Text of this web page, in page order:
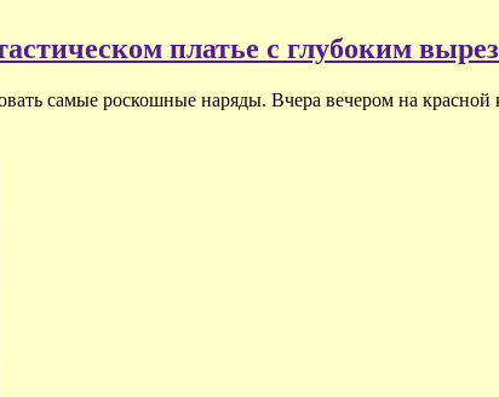
платье с глубоким
самые роскошные наряды. Вчера вечером на